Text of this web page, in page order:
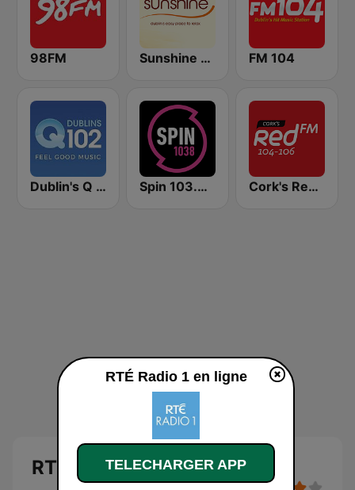
98FM Sunshine 106.8 FM FM 104
Dublin's Q 102 FM Spin 103.8 FM Cork's Red FM
RTÉ Radio 1
RTÉ Radio 1 en ligne
TELECHARGER APP